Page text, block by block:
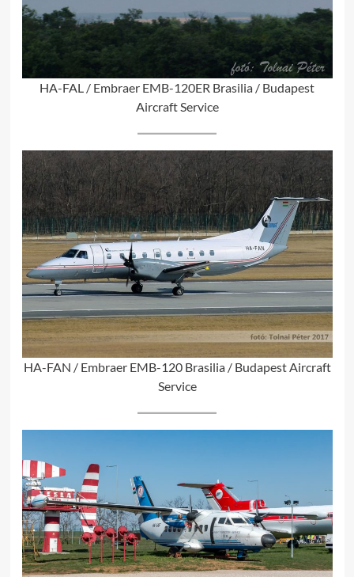
HA-FAL / Embraer EMB-120ER Brasilia / Budapest
Aircraft Service
HA-FAN / Embraer EMB-120 Brasilia / Budapest Aircraft
Service